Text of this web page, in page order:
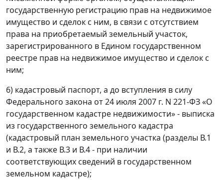
государственную регистрацию прав на недвижимое
имущество и сделок с ним, в связи с отсутствием
права на приобретаемый земельный участок,
зарегистрированного в Едином государственном
реестре прав на недвижимое имущество и сделок с
ним;
6) кадастровый паспорт, а до вступления в силу
Федерального закона от 24 июля 2007 г. N 221-ФЗ «О
государственном кадастре недвижимости» - выписка
из государственного земельного кадастра
(кадастровый план земельного участка (разделы В.1
и В.2, а также В.3 и В.4 - при наличии
соответствующих сведений в государственном
земельном кадастре);